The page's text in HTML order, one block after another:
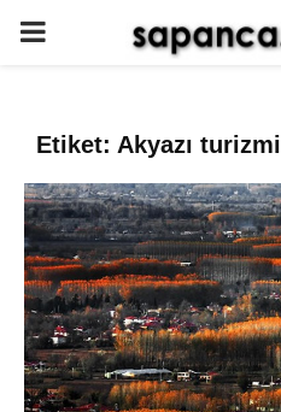
PRIMARY
Etiket: Akyazı turizmi